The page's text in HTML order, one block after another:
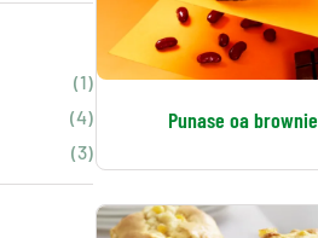
(1)
(4)
(3)
Punase oa brownie